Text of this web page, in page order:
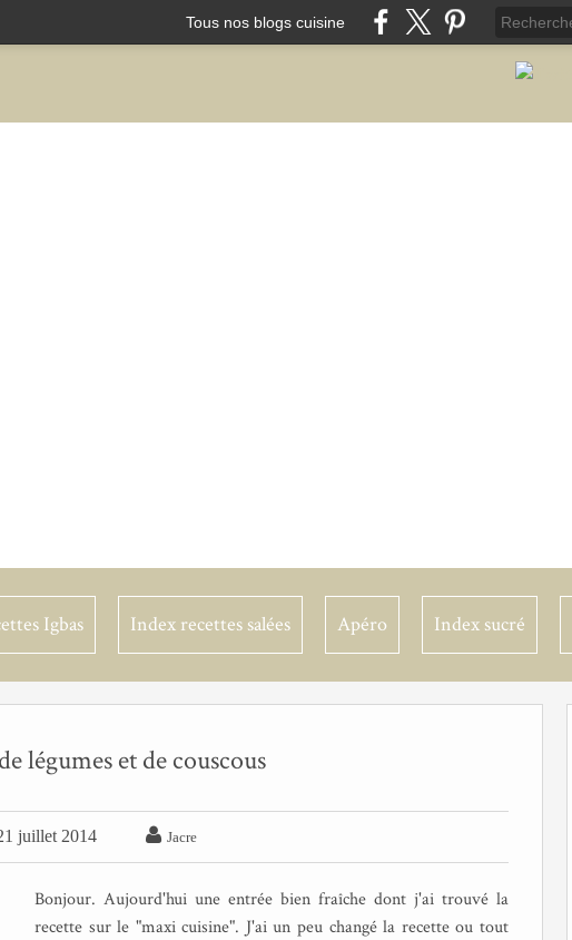
Tous nos blogs cuisine
Igbas Index recettes salées Apéro Index sucré
légumes et de couscous
juillet 2014  Jacre
Bonjour. Aujourd'hui une entrée bien fraîche dont j'ai trouvé la
recette sur le "maxi cuisine". J'ai un peu changé la recette ou tout